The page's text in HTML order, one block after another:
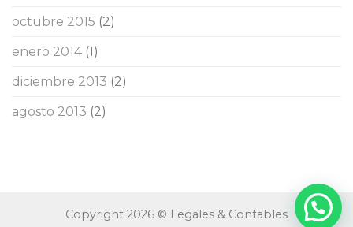
octubre 2015 (2)
enero 2014(1)
diciembre 2013 (2)
agosto 2013 (2)
Copyright 2026 © Legales & Contables